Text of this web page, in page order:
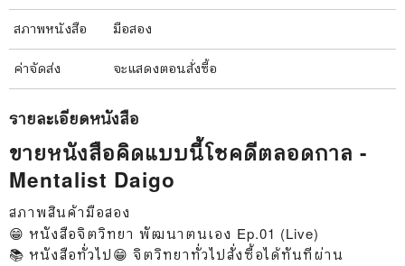
สภาพหนังสือ มือสอง
ค่าจัดส่ง จะแสดงตอนสั่งซื้อ
รายละเอียดหนังสือ
ขายหนังสือคิดแบบนี้โชคดีตลอดกาล -
Mentalist Daigo
สภาพสินค้ามือสอง
😁 หนังสือจิตวิทยา พัฒนาตนเอง Ep.01 (Live)
📚 หนังสือทั่วไป😁 จิตวิทยาทั่วไปสั่งซื้อได้ทันทีผ่าน